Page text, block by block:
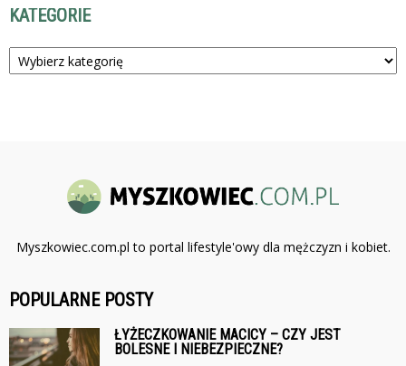
KATEGORIE
Kategorie
Myszkowiec.com.pl to portal lifestyle'owy dla mężczyzn i kobiet.
POPULARNE POSTY
ŁYŻECZKOWANIE MACICY – CZY JEST
BOLESNE I NIEBEZPIECZNE?